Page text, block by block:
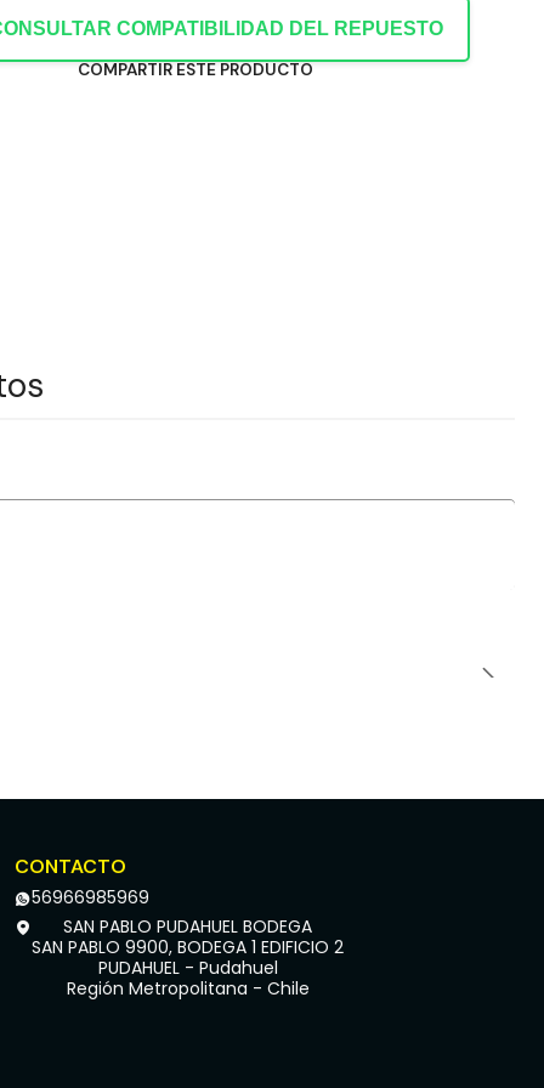
COMPATIBILIDAD DEL REPUESTO
COMPARTIR ESTE PRODUCTO
CONTACTO
56966985969
SAN PABLO PUDAHUEL BODEGA
SAN PABLO 9900, BODEGA 1 EDIFICIO 2
PUDAHUEL - Pudahuel
Región Metropolitana - Chile